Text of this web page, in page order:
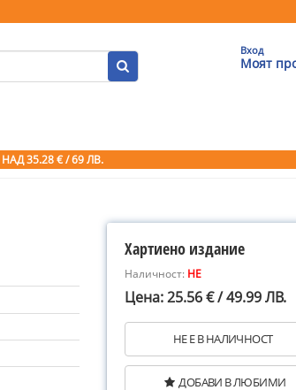
Вход
Моят
НАД 35.28 € / 69 ЛВ.
Хартиено издание
Наличност: НЕ
Цена: 25.56 € / 49.99 ЛВ.
НЕ Е В НАЛИЧНОСТ
ДОБАВИ В ЛЮБИМИ